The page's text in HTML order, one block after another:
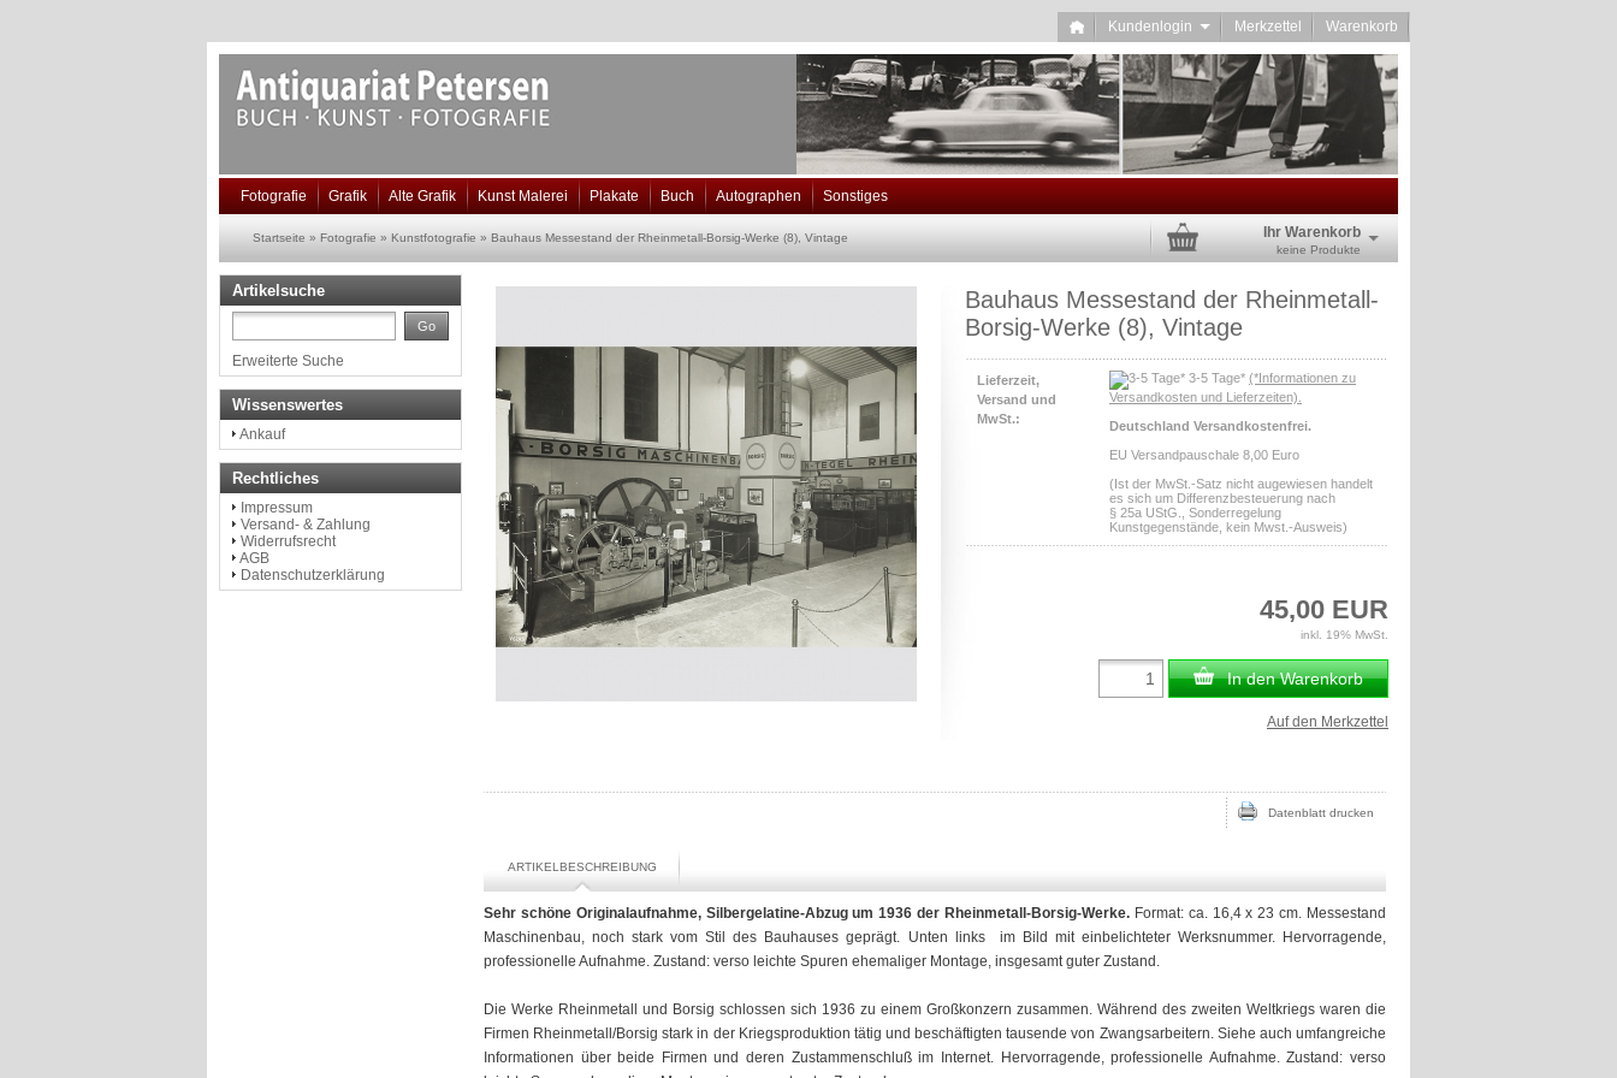
Kundenlogin Merkzettel Warenkorb
Fotografie Grafik Alte Grafik Kunst Malerei Plakate Buch Autographen Sonstiges
Startseite » Fotografie » Kunstfotografie » Bauhaus Messestand der Rheinmetall-Borsig-Werke (8), Vintage Ihr Warenkorb
keine Produkte
Bauhaus Messestand der Rheinmetall-
Borsig-Werke (8), Vintage
Lieferzeit,
Versand und
MwSt.:
3-5 Tage* (*Informationen zu
Versandkosten und Lieferzeiten).
Deutschland Versandkostenfrei.
EU Versandpauschale 8,00 Euro
(Ist der MwSt.-Satz nicht augewiesen handelt
es sich um Differenzbesteuerung nach
§ 25a UStG., Sonderregelung
Kunstgegenstände, kein Mwst.-Ausweis)
45,00 EUR
inkl. 19% MwSt.
In den Warenkorb
Auf den Merkzettel
Datenblatt drucken
ARTIKELBESCHREIBUNG
Sehr schöne Originalaufnahme, Silbergelatine-Abzug um 1936 der Rheinmetall-Borsig-Werke. Format: ca. 16,4 x 23 cm. Messestand
Maschinenbau, noch stark vom Stil des Bauhauses geprägt. Unten links im Bild mit einbelichteter Werksnummer. Hervorragende,
professionelle Aufnahme. Zustand: verso leichte Spuren ehemaliger Montage, insgesamt guter Zustand.
Die Werke Rheinmetall und Borsig schlossen sich 1936 zu einem Großkonzern zusammen. Während des zweiten Weltkriegs waren die
Firmen Rheinmetall/Borsig stark in der Kriegsproduktion tätig und beschäftigten tausende von Zwangsarbeitern. Siehe auch umfangreiche
Informationen über beide Firmen und deren Zustammenschluß im Internet. Hervorragende, professionelle Aufnahme. Zustand: verso
Artikelsuche
Go
Erweiterte Suche
Wissenswertes
Ankauf
Rechtliches
Impressum
Versand- & Zahlung
Widerrufsrecht
AGB
Datenschutzerklärung